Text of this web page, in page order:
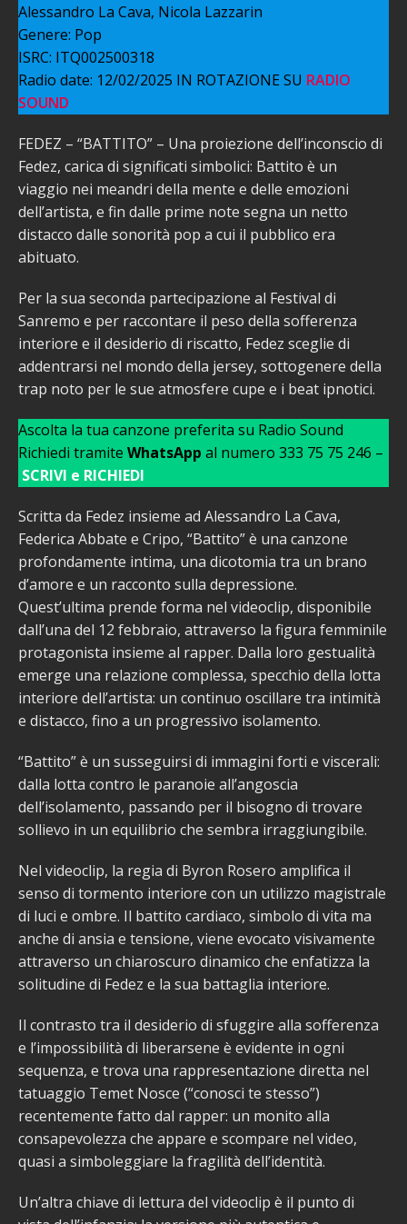
Alessandro La Cava, Nicola Lazzarin
Genere: Pop
ISRC: ITQ002500318
Radio date: 12/02/2025 IN ROTAZIONE SU RADIO
SOUND
FEDEZ – “BATTITO” – Una proiezione dell’inconscio di
Fedez, carica di significati simbolici: Battito è un
viaggio nei meandri della mente e delle emozioni
dell’artista, e fin dalle prime note segna un netto
distacco dalle sonorità pop a cui il pubblico era
abituato.
Per la sua seconda partecipazione al Festival di
Sanremo e per raccontare il peso della sofferenza
interiore e il desiderio di riscatto, Fedez sceglie di
addentrarsi nel mondo della jersey, sottogenere della
trap noto per le sue atmosfere cupe e i beat ipnotici.
Ascolta la tua canzone preferita su Radio Sound
Richiedi tramite WhatsApp al numero 333 75 75 246 –
SCRIVI e RICHIEDI
Scritta da Fedez insieme ad Alessandro La Cava,
Federica Abbate e Cripo, “Battito” è una canzone
profondamente intima, una dicotomia tra un brano
d’amore e un racconto sulla depressione.
Quest’ultima prende forma nel videoclip, disponibile
dall’una del 12 febbraio, attraverso la figura femminile
protagonista insieme al rapper. Dalla loro gestualità
emerge una relazione complessa, specchio della lotta
interiore dell’artista: un continuo oscillare tra intimità
e distacco, fino a un progressivo isolamento.
“Battito” è un susseguirsi di immagini forti e viscerali:
dalla lotta contro le paranoie all’angoscia
dell’isolamento, passando per il bisogno di trovare
sollievo in un equilibrio che sembra irraggiungibile.
Nel videoclip, la regia di Byron Rosero amplifica il
senso di tormento interiore con un utilizzo magistrale
di luci e ombre. Il battito cardiaco, simbolo di vita ma
anche di ansia e tensione, viene evocato visivamente
attraverso un chiaroscuro dinamico che enfatizza la
solitudine di Fedez e la sua battaglia interiore.
Il contrasto tra il desiderio di sfuggire alla sofferenza
e l’impossibilità di liberarsene è evidente in ogni
sequenza, e trova una rappresentazione diretta nel
tatuaggio Temet Nosce (“conosci te stesso”)
recentemente fatto dal rapper: un monito alla
consapevolezza che appare e scompare nel video,
quasi a simboleggiare la fragilità dell’identità.
Un’altra chiave di lettura del videoclip è il punto di